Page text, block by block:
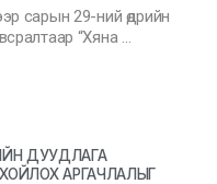
сарын 29-ний өдрийн
“Хяна …
ДУУДЛАГА
АРГАЧЛАЛЫГ